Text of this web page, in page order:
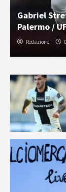
Gabriel
Palermo /
Redazione